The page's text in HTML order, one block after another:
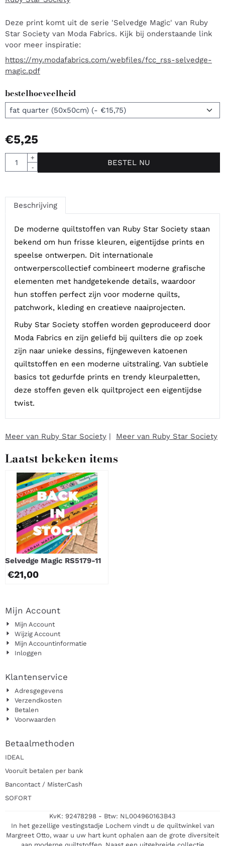
Deze print komt uit de serie 'Selvedge Magic' van Ruby
Star Society van Moda Fabrics. Kijk bij onderstaande link
voor meer inspiratie:
https://my.modafabrics.com/webfiles/fcc_rss-selvedge-
magic.pdf
bestelhoeveelheid
€5,25
Aantal
+
-
BESTEL NU
Beschrijving
De moderne quiltstoffen van Ruby Star Society staan
bekend om hun frisse kleuren, eigentijdse prints en
speelse ontwerpen. Dit internationale
ontwerperscollectief combineert moderne grafische
elementen met handgetekende details, waardoor
hun stoffen perfect zijn voor moderne quilts,
patchwork, kleding en creatieve naaiprojecten.
Ruby Star Society stoffen worden geproduceerd door
Moda Fabrics en zijn geliefd bij quilters die op zoek
zijn naar unieke dessins, fijngeweven katoenen
quiltstoffen en een moderne uitstraling. Van subtiele
basics tot gedurfde prints en trendy kleurpaletten,
deze stoffen geven elk quiltproject een eigentijdse
twist.
Meer van Ruby Star Society | Meer van Ruby Star Society
Laatst bekeken items
Selvedge Magic RS5179-11
€21,00
Mijn Account
Mijn Account
Wijzig Account
Mijn Accountinformatie
Inloggen
Klantenservice
Adresgegevens
Verzendkosten
Betalen
Voorwaarden
Betaalmethoden
IDEAL
Vooruit betalen per bank
Bancontact / MisterCash
SOFORT
KvK: 92478298 - Btw: NL004960163B43
In het gezellige vestingstadje Lochem vindt u de quiltwinkel van
Margreet Otto, waar u uw hart kunt ophalen aan de grote diversiteit